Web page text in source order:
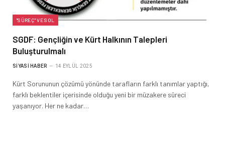
"SÜREÇ" VE SOL
SGDF: Gençliğin ve Kürt Halkının Talepleri
Buluşturulmalı
SIYASI HABER 14 EYLÜL 2025
Kürt Sorununun çözümü yönünde tarafların farklı tanımlar yaptığı,
farklı beklentiler içerisinde olduğu yeni bir müzakere süreci
yaşanıyor. Her ne kadar…